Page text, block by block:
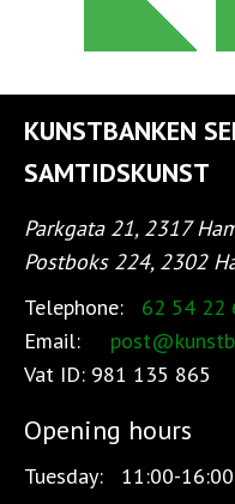
KUNSTBANKEN
SAMTIDSKUNST
Parkgata 21, 2317
Postboks 224, 2302
Telephone:
62 54 22
Email:
Vat ID: 981 135 865
Opening hours
Tuesday:
11:00-16:00